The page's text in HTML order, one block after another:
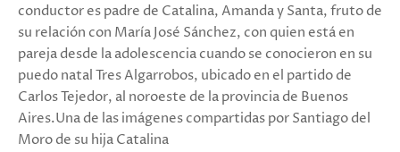
conductor es padre de Catalina, Amanda y Santa, fruto de
su relación con María José Sánchez, con quien está en
pareja desde la adolescencia cuando se conocieron en su
puedo natal Tres Algarrobos, ubicado en el partido de
Carlos Tejedor, al noroeste de la provincia de Buenos
Aires.Una de las imágenes compartidas por Santiago del
Moro de su hija Catalina